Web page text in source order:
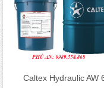
Caltex Hydraulic AW